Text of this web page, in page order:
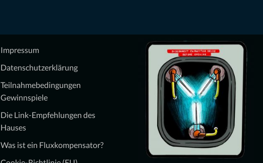
Impressum
Datenschutzerklärung
Teilnahmebedingungen
Gewinnspiele
Die Link-Empfehlungen des
Hauses
Was ist ein Fluxkompensator?